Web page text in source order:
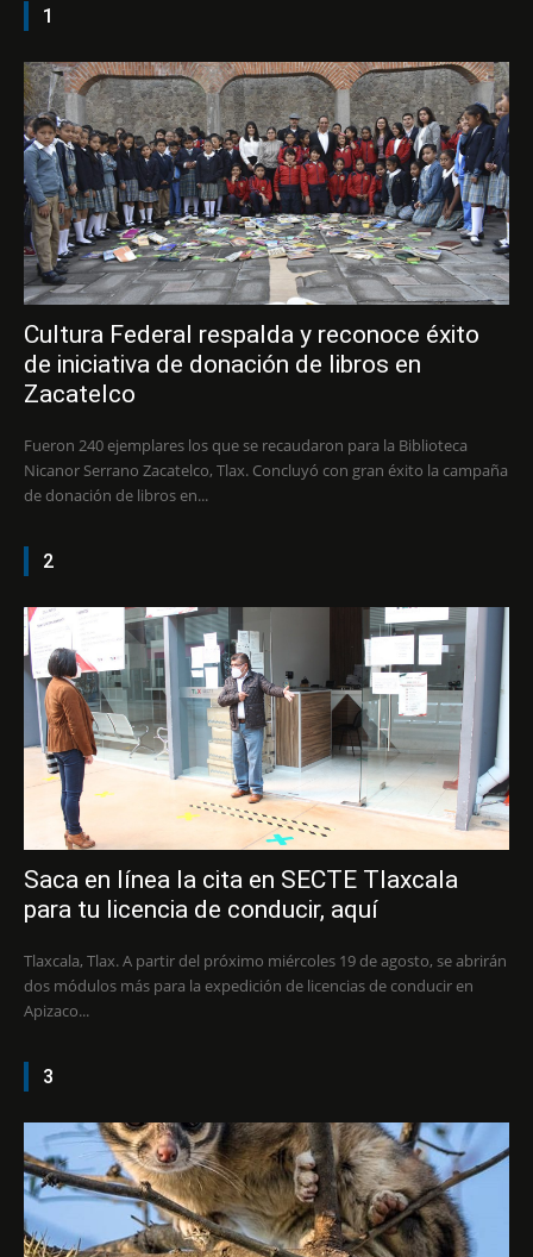
1
Cultura Federal respalda y reconoce éxito
de iniciativa de donación de libros en
Zacatelco
Fueron 240 ejemplares los que se recaudaron para la Biblioteca
Nicanor Serrano Zacatelco, Tlax. Concluyó con gran éxito la campaña
de donación de libros en...
2
Saca en línea la cita en SECTE Tlaxcala
para tu licencia de conducir, aquí
Tlaxcala, Tlax. A partir del próximo miércoles 19 de agosto, se abrirán
dos módulos más para la expedición de licencias de conducir en
Apizaco...
3